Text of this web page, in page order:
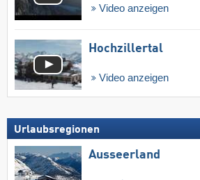
Video anzeigen
Hochzillertal
Video anzeigen
Urlaubsregionen
Ausseerland